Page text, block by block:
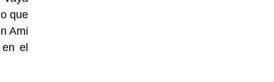
que
Ami
el